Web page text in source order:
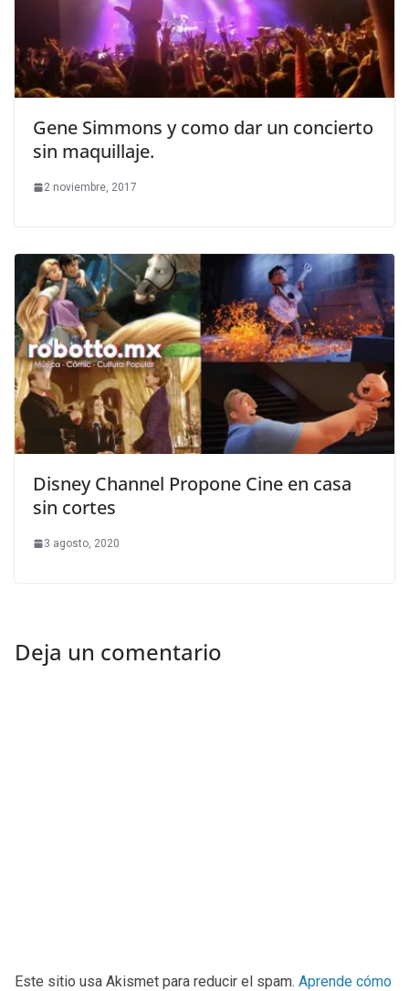
Gene Simmons y como dar un concierto
sin maquillaje.
2 noviembre, 2017
Disney Channel Propone Cine en casa
sin cortes
3 agosto, 2020
Deja un comentario
Este sitio usa Akismet para reducir el spam. Aprende cómo